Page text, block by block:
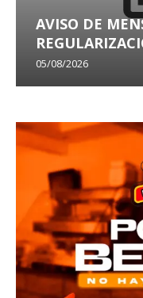
AVISO DE
05/08/2026